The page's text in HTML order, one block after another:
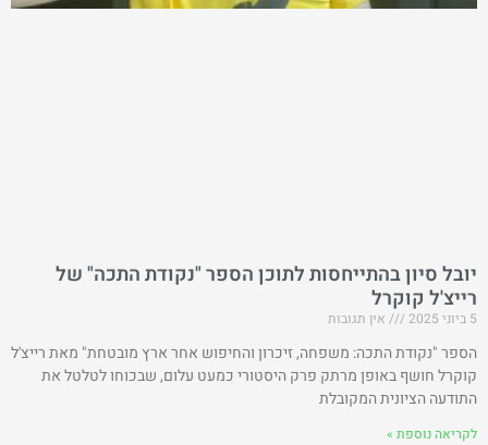
יובל סיון בהתייחסות לתוכן הספר "נקודת התכה" של
רייצ'ל קוקרל
5 ביוני 2025 אין תגובות
הספר "נקודת התכה: משפחה, זיכרון והחיפוש אחר ארץ מובטחת" מאת רייצ'ל
קוקרל חושף באופן מרתק פרק היסטורי כמעט עלום, שבכוחו לטלטל את
התודעה הציונית המקובלת
לקריאה נוספת »